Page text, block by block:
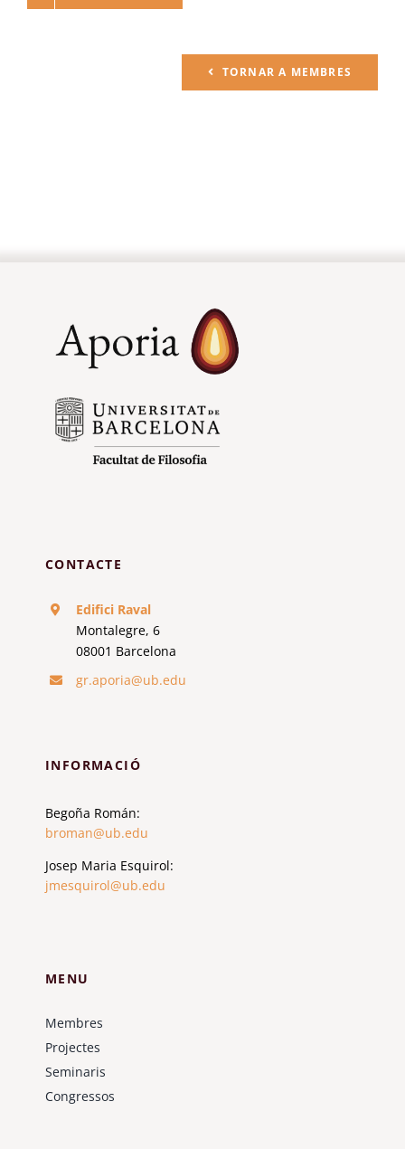
TORNAR A MEMBRES
CONTACTE
Edifici Raval
Montalegre, 6
08001 Barcelona
gr.aporia@ub.edu
INFORMACIÓ
Begoña Román:
broman@ub.edu
Josep Maria Esquirol:
jmesquirol@ub.edu
MENU
Membres
Projectes
Seminaris
Congressos